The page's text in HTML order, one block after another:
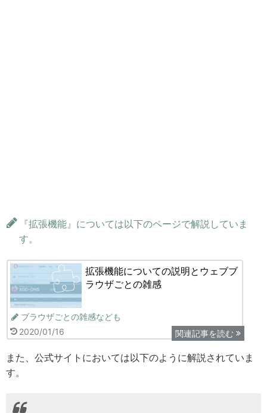
『拡張機能』については以下のページで解説していま
す。
拡張機能についての説明とウェブブ
ラウザごとの雑感
ブラウザごとの雑感なども
2020/01/16
関連記事を読む
また、公式サイトにおいては以下のように解説されていま
す。